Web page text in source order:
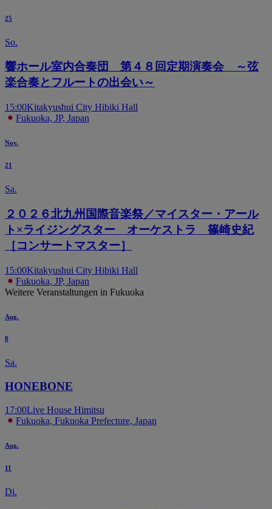
25
So.
響ホール室内合奏団 第４８回定期演奏会 ～弦
楽合奏とフルートの出会い～
15:00Kitakyushui City Hibiki Hall
Fukuoka, JP, Japan
Nov.
21
Sa.
２０２６北九州国際音楽祭／マイスター・アール
ト×ライジングスター オーケストラ 篠崎史紀
［コンサートマスター］
15:00Kitakyushui City Hibiki Hall
Fukuoka, JP, Japan
Weitere Veranstaltungen in Fukuoka
Aug.
8
Sa.
HONEBONE
17:00Live House Himitsu
Fukuoka, Fukuoka Prefecture, Japan
Aug.
11
Di.